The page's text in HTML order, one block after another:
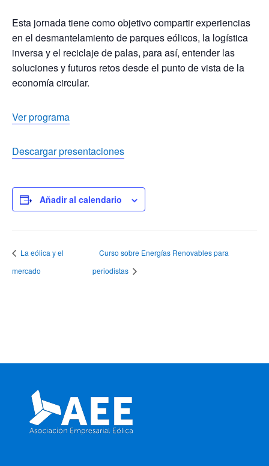
Esta jornada tiene como objetivo compartir experiencias
en el desmantelamiento de parques eólicos, la logística
inversa y el reciclaje de palas, para así, entender las
soluciones y futuros retos desde el punto de vista de la
economía circular.
Ver programa
Descargar presentaciones
Añadir al calendario
La eólica y el
mercado
Curso sobre Energías Renovables para
periodistas